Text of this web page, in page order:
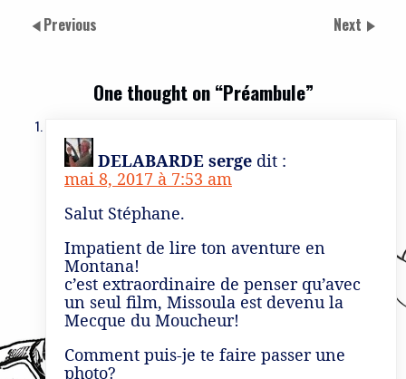
Previous Next
One thought on “Préambule”
DELABARDE serge dit :
mai 8, 2017 à 7:53 am
Salut Stéphane.
Impatient de lire ton aventure en
Montana!
c’est extraordinaire de penser qu’avec
un seul film, Missoula est devenu la
Mecque du Moucheur!
Comment puis-je te faire passer une
photo?